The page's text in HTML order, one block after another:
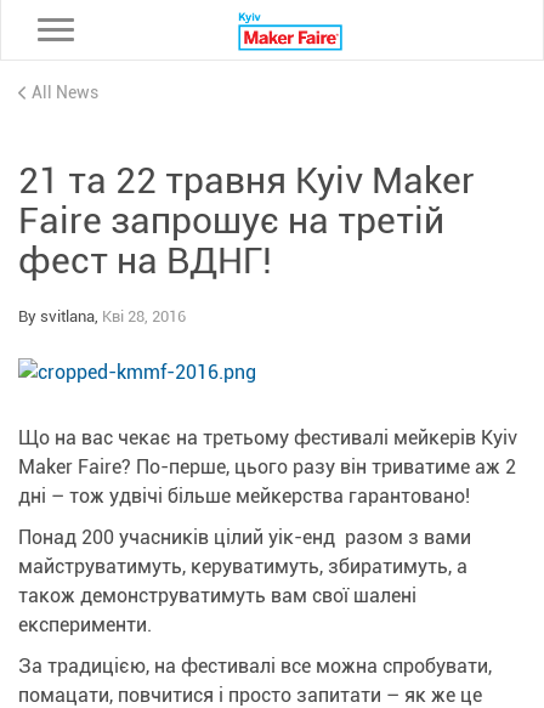
All News
21 та 22 травня Kyiv Maker
Faire запрошує на третій
фест на ВДНГ!
By svitlana, Кві 28, 2016
Що на вас чекає на третьому фестивалі мейкерів Kyiv
Maker Faire? По-перше, цього разу він триватиме аж 2
дні – тож удвічі більше мейкерства гарантовано!
Понад 200 учасників цілий уік-енд разом з вами
майструватимуть, керуватимуть, збиратимуть, а
також демонструватимуть вам свої шалені
експерименти.
За традицією, на фестивалі все можна спробувати,
помацати, повчитися і просто запитати – як же це